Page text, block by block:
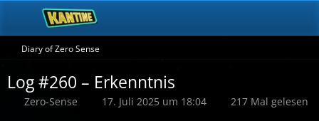
Diary of Zero Sense
Log #260 – Erkenntnis
Zero-Sense 17. Juli 2025 um 18:04 217 Mal gelesen